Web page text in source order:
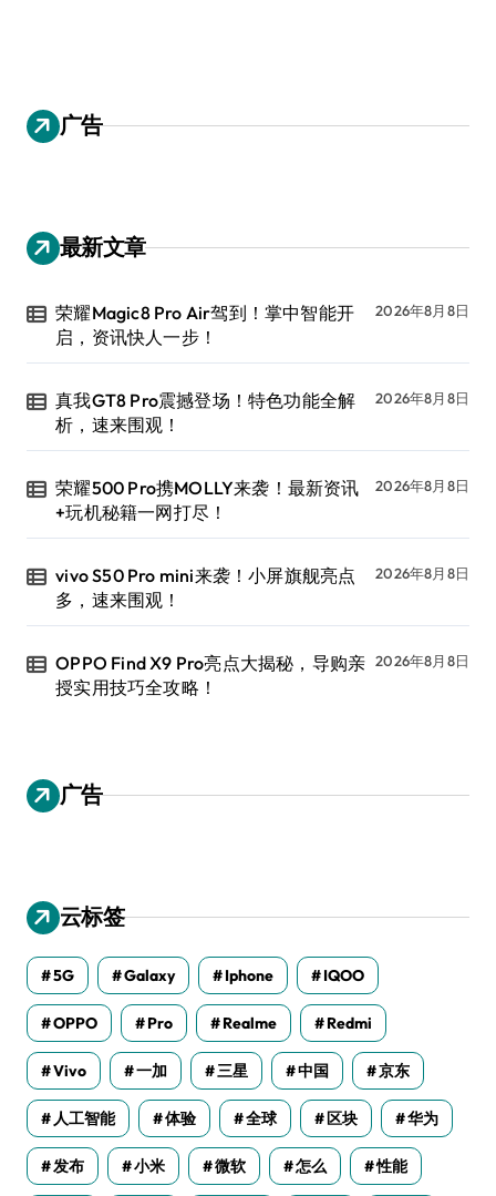
广告
最新文章
荣耀Magic8 Pro Air驾到！掌中智能开
启，资讯快人一步！
2026年8月8日
真我GT8 Pro震撼登场！特色功能全解
析，速来围观！
2026年8月8日
荣耀500 Pro携MOLLY来袭！最新资讯
+玩机秘籍一网打尽！
2026年8月8日
vivo S50 Pro mini来袭！小屏旗舰亮点
多，速来围观！
2026年8月8日
OPPO Find X9 Pro亮点大揭秘，导购亲
授实用技巧全攻略！
2026年8月8日
广告
云标签
5G Galaxy Iphone IQOO
OPPO Pro Realme Redmi
Vivo 一加 三星 中国 京东
人工智能 体验 全球 区块 华为
发布 小米 微软 怎么 性能